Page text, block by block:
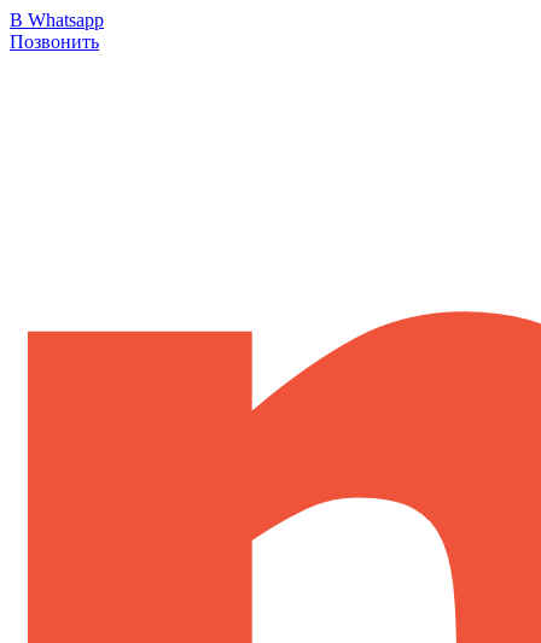
В Whatsapp
Позвонить